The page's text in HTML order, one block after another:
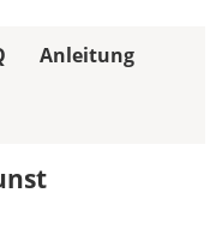
Anleitung